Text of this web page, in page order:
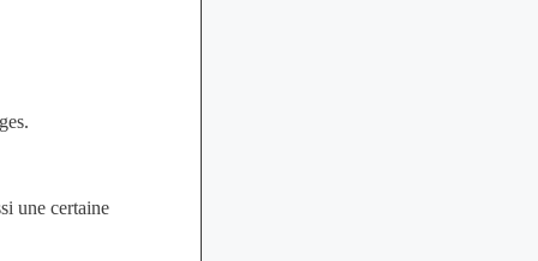
une certaine